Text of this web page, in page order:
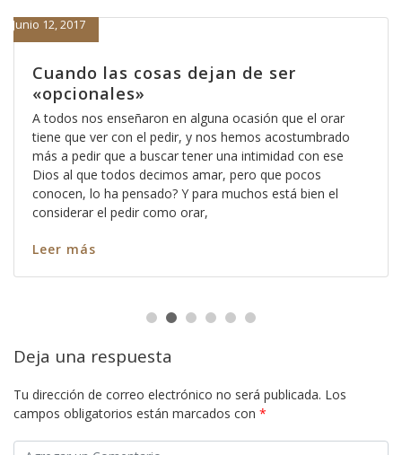
Cuando las cosas dejan de ser
«opcionales»
Junio 12, 2017
A todos nos enseñaron en alguna ocasión que el orar
tiene que ver con el pedir, y nos hemos acostumbrado
más a pedir que a buscar tener una intimidad con ese
Dios al que todos decimos amar, pero que pocos
conocen, lo ha pensado? Y para muchos está bien el
considerar el pedir como orar,
Leer más
Deja una respuesta
Tu dirección de correo electrónico no será publicada. Los
campos obligatorios están marcados con *